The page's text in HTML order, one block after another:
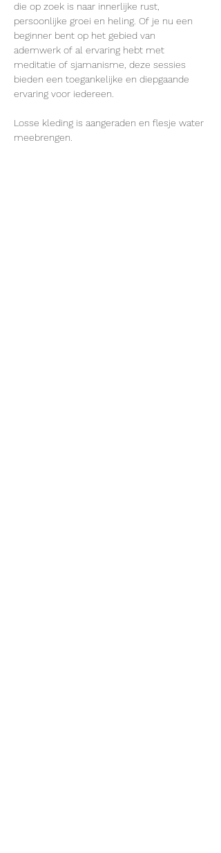
die op zoek is naar innerlijke rust,
persoonlijke groei en heling. Of je nu een
beginner bent op het gebied van
ademwerk of al ervaring hebt met
meditatie of sjamanisme, deze sessies
bieden een toegankelijke en diepgaande
ervaring voor iedereen.
Losse kleding is aangeraden en flesje water
meebrengen.